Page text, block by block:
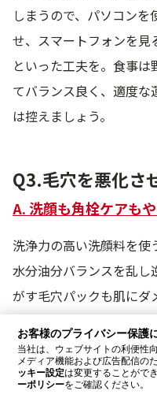
しまうので、パソコン
せ、スマートフォンを見
といった工夫を。食事
てバランス良く、適度
は控えましょう。
Q3.毛穴を悪化さ
A. 洗顔も角栓ケアも
洗浄力の高い洗顔料を
水分油分バランスを乱し
がす毛穴パックも肌にダ
ムを正しく使うのが一番
Q4.家にいる時も
お客様のプライバシー保護
当社は、ウェブサイトの利便性
メディア機能および広告配信の
ッキー設定は変更することがで
ーポリシーをご確認ください。